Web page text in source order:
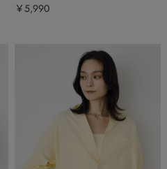
￥5,990